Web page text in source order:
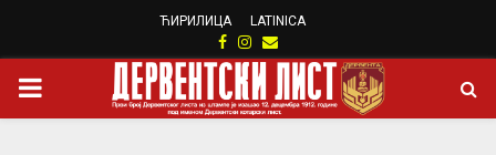
ЋИРИЛИЦА LATINICA
Facebook
Instagram
Email
PRIMARY